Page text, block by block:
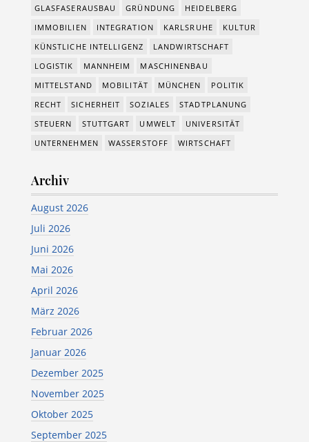
GLASFASERAUSBAU GRÜNDUNG
HEIDELBERG
IMMOBILIEN
INTEGRATION KARLSRUHE
KULTUR
KÜNSTLICHE INTELLIGENZ
LANDWIRTSCHAFT
LOGISTIK
MANNHEIM
MASCHINENBAU
MITTELSTAND
MOBILITÄT MÜNCHEN
POLITIK
RECHT
SICHERHEIT SOZIALES
STADTPLANUNG
STEUERN
STUTTGART UMWELT
UNIVERSITÄT
UNTERNEHMEN
WASSERSTOFF WIRTSCHAFT
Archiv
August 2026
Juli 2026
Juni 2026
Mai 2026
April 2026
März 2026
Februar 2026
Januar 2026
Dezember 2025
November 2025
Oktober 2025
September 2025